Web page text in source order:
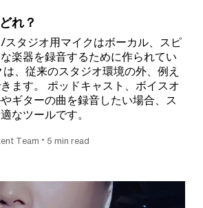
れ？
スタジオ用マイクはボーカル、スピ
楽器を録音するために作られてい
、従来のスタジオ環境の外、例え
ます。 ポッドキャスト、ボイスオ
ギターの曲を録音したい場合、ス
なツールです。
Team • 5 min read